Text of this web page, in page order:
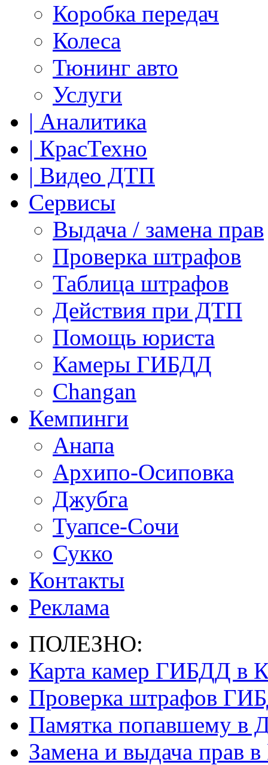
Коробка передач
Колеса
Тюнинг авто
Услуги
| Аналитика
| КрасТехно
| Видео ДТП
Сервисы
Выдача / замена прав
Проверка штрафов
Таблица штрафов
Действия при ДТП
Помощь юриста
Камеры ГИБДД
Сhangan
Кемпинги
Анапа
Архипо-Осиповка
Джубга
Туапсе-Сочи
Сукко
Контакты
Реклама
ПОЛЕЗНО:
Карта камер ГИБДД в
Проверка штрафов
Памятка попавшему в
Замена и выдача прав